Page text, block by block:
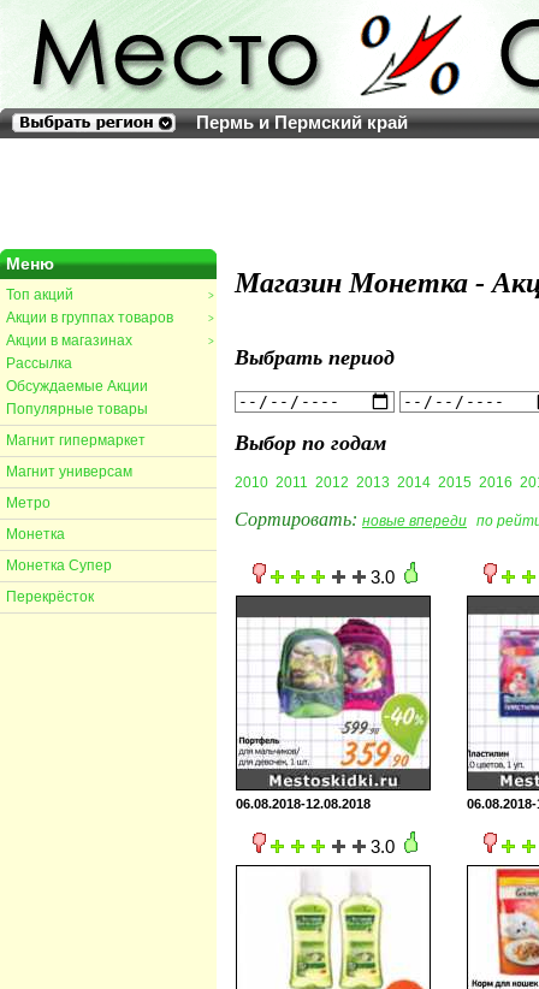
Пермь и Пермский край
Меню
>
Топ акций
>
Акции в группах товаров
>
Акции в магазинах
Рассылка
Обсуждаемые Акции
Популярные товары
Магнит гипермаркет
Магнит универсам
Метро
Монетка
Монетка Супер
Перекрёсток
Магазин Монетка -
Выбрать период
Выбор по годам
2010 2011 2012 2013 2014 2015 2016
Сортировать: новые впереди по
3.0
06.08.2018-12.08.2018
3.0